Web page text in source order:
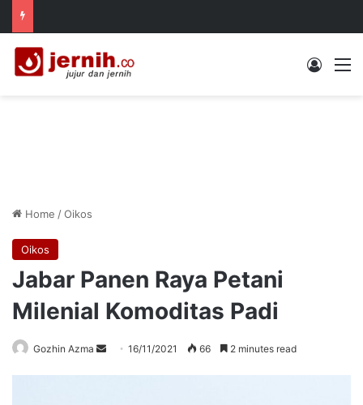
Log In
Home /Oikos
Oikos
Jabar Panen Raya Petani
Milenial Komoditas Padi
Gozhin Azma
Send16/11/2021 66 2 minutes read